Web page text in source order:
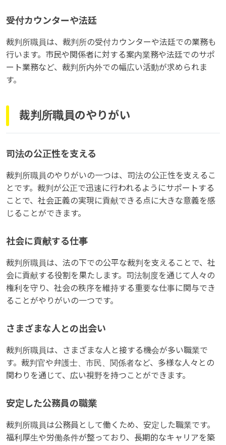
受付カウンターや法廷
裁判所職員は、裁判所の受付カウンターや法廷での業務も
行います。市民や関係者に対する案内業務や法廷でのサポ
ート業務など、裁判所内外での幅広い活動が求められま
す。
裁判所職員のやりがい
司法の公正性を支える
裁判所職員のやりがいの一つは、司法の公正性を支えるこ
とです。裁判が公正で迅速に行われるようにサポートする
ことで、社会正義の実現に貢献できる点に大きな意義を感
じることができます。
社会に貢献する仕事
裁判所職員は、法の下での公平な裁判を支えることで、社
会に貢献する役割を果たします。司法制度を通じて人々の
権利を守り、社会の秩序を維持する重要な仕事に関与でき
ることがやりがいの一つです。
さまざまな人との出会い
裁判所職員は、さまざまな人と接する機会が多い職業で
す。裁判官や弁護士、市民、関係者など、多様な人々との
関わりを通じて、広い視野を持つことができます。
安定した公務員の職業
裁判所職員は公務員として働くため、安定した職業です。
福利厚生や労働条件が整っており、長期的なキャリアを築